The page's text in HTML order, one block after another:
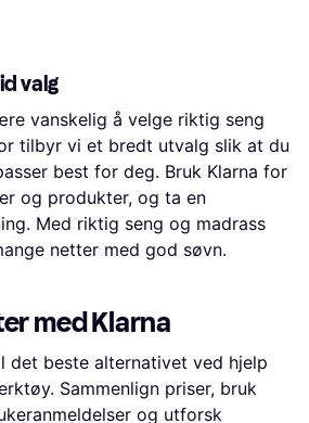
valg
vanskelig å velge riktig seng
tilbyr vi et bredt utvalg slik at du
best for deg. Bruk Klarna for
og produkter, og ta en
Med riktig seng og madrass
netter med god søvn.
med Klarna
det beste alternativet ved hjelp
Sammenlign priser, bruk
og utforsk